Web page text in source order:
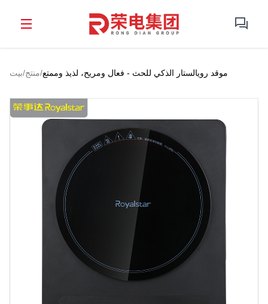
بيت/منتج/موقد رويالستار الذكي للحث - فعال ومريح، لذيذ وممتع